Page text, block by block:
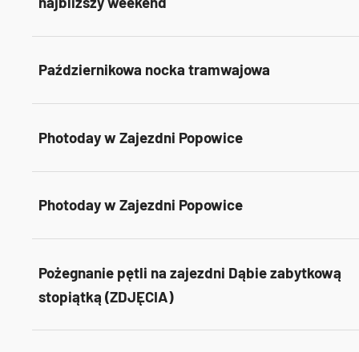
Październikowa nocka tramwajowa
Photoday w Zajezdni Popowice
Photoday w Zajezdni Popowice
Pożegnanie pętli na zajezdni Dąbie zabytkową
stopiątką (ZDJĘCIA)